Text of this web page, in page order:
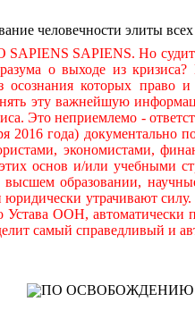
человечности элиты
SAPIENS. Но
о выходе из
которых право
эту важнейшую
Это неприемлемо -
2016 года)
экономистами,
этих основ и/или учебными
образовании,
утрачивают
Устава ООН,
самый справедливый и
ПО ОСВОБОЖДЕНИЮ